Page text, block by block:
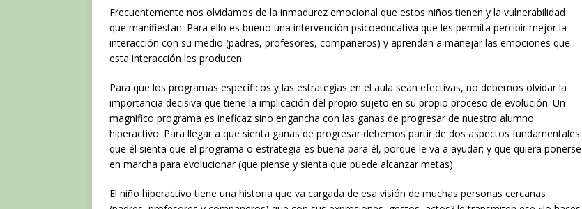
Frecuentemente nos olvidamos de la inmadurez emocional que estos niños tienen y la vulnerabilidad
que manifiestan. Para ello es bueno una intervención psicoeducativa que les permita percibir mejor la
interacción con su medio (padres, profesores, compañeros) y aprendan a manejar las emociones que
esta interacción les producen.
Para que los programas específicos y las estrategias en el aula sean efectivas, no debemos olvidar la
importancia decisiva que tiene la implicación del propio sujeto en su propio proceso de evolución. Un
magnífico programa es ineficaz sino engancha con las ganas de progresar de nuestro alumno
hiperactivo. Para llegar a que sienta ganas de progresar debemos partir de dos aspectos fundamentales:
que él sienta que el programa o estrategia es buena para él, porque le va a ayudar; y que quiera ponerse
en marcha para evolucionar (que piense y sienta que puede alcanzar metas).
El niño hiperactivo tiene una historia que va cargada de esa visión de muchas personas cercanas